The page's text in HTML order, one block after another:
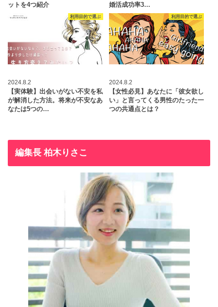
ットを4つ紹介
婚活成功率3…
利用目的で選ぶ
2024.8.2
【実体験】出会いがない不安を私
が解消した方法。将来が不安なあ
なたは5つの…
利用目的で選ぶ
2024.8.2
【女性必見】あなたに「彼女欲し
い」と言ってくる男性のたった一
つの共通点とは？
編集長 柏木りさこ